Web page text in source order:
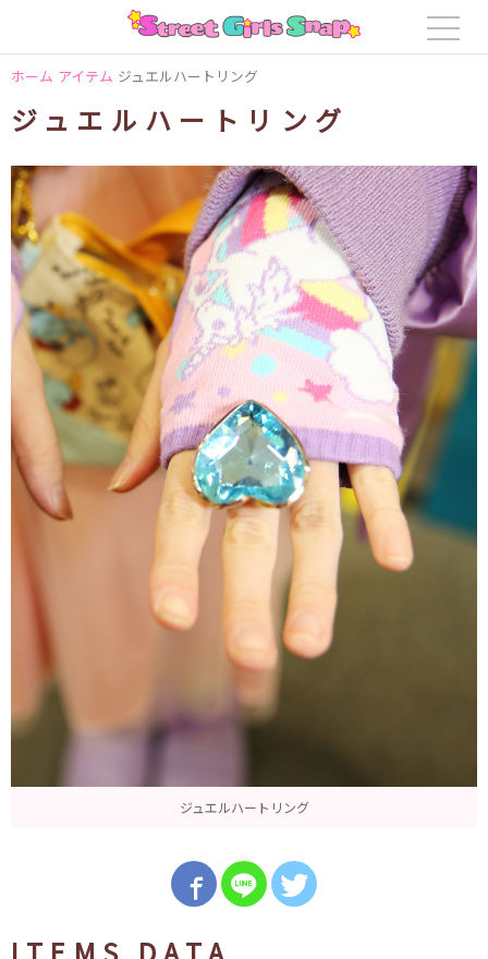
ホーム アイテム ジュエルハートリング
ジュエルハートリング
ジュエルハートリング